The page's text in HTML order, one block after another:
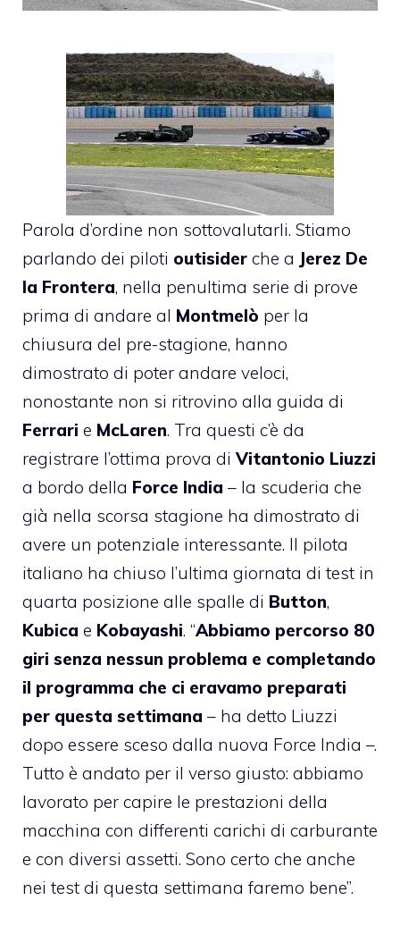
Parola d’ordine non sottovalutarli. Stiamo
parlando dei piloti outisider che a Jerez De
la Frontera, nella penultima serie di prove
prima di andare al Montmelò per la
chiusura del pre-stagione, hanno
dimostrato di poter andare veloci,
nonostante non si ritrovino alla guida di
Ferrari e McLaren. Tra questi c’è da
registrare l’ottima prova diVitantonio Liuzzi
a bordo della Force India – la scuderia che
già nella scorsa stagione ha dimostrato di
avere un potenziale interessante. Il pilota
italiano ha chiuso l’ultima giornata di test in
quarta posizione alle spalle di Button,
Kubica e Kobayashi. “Abbiamo percorso 80
giri senza nessun problema e completando
il programma che ci eravamo preparati
per questa settimana – ha detto Liuzzi
dopo essere sceso dalla nuova Force India –.
Tutto è andato per il verso giusto: abbiamo
lavorato per capire le prestazioni della
macchina con differenti carichi di carburante
e con diversi assetti. Sono certo che anche
nei test di questa settimana faremo bene”.